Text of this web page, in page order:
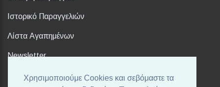
Χρησιμοποιούμε Cookies και σεβόμαστε τα
Ιστορικό Παραγγελιών
Λίστα Αγαπημένων
Newsletter
FOLLOW US